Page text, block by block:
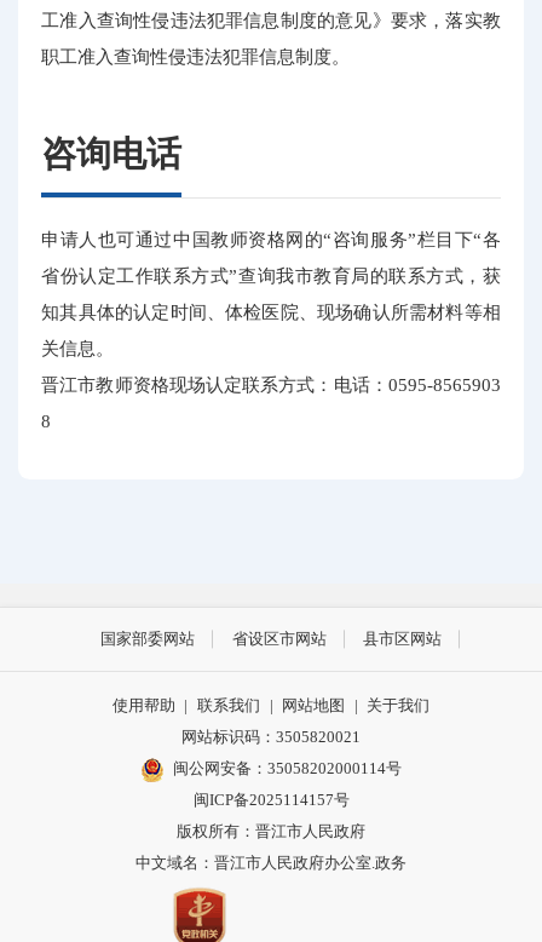
工准入查询性侵违法犯罪信息制度的意见》要求，落实教
职工准入查询性侵违法犯罪信息制度。
咨询电话
申请人也可通过中国教师资格网的“咨询服务”栏目下“各
省份认定工作联系方式”查询我市教育局的联系方式，获
知其具体的认定时间、体检医院、现场确认所需材料等相
关信息。
晋江市教师资格现场认定联系方式：电话：0595-8565903
8
国家部委网站 省设区市网站 县市区网站
使用帮助 | 联系我们 | 网站地图 | 关于我们
网站标识码：3505820021
闽公网安备：35058202000114号
闽ICP备2025114157号
版权所有：晋江市人民政府
中文域名：晋江市人民政府办公室.政务